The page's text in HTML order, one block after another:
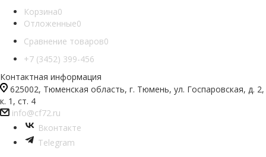
Корзина0
Отложенные0
Сравнение товаров0
+7 (3452) 399-456
Контактная информация
625002, Тюменская область, г. Тюмень, ул. Госпаровская, д. 2,
к. 1, ст. 4
info@cf72.ru
Вконтакте
Telegram